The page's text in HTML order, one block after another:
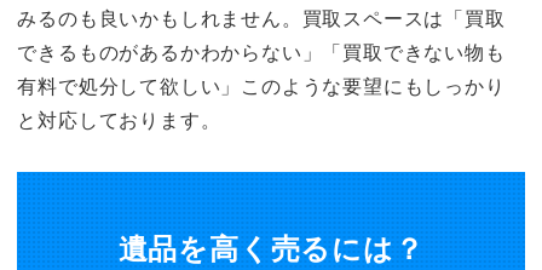
みるのも良いかもしれません。買取スペースは「買取
できるものがあるかわからない」「買取できない物も
有料で処分して欲しい」このような要望にもしっかり
と対応しております。
遺品を高く売るには？